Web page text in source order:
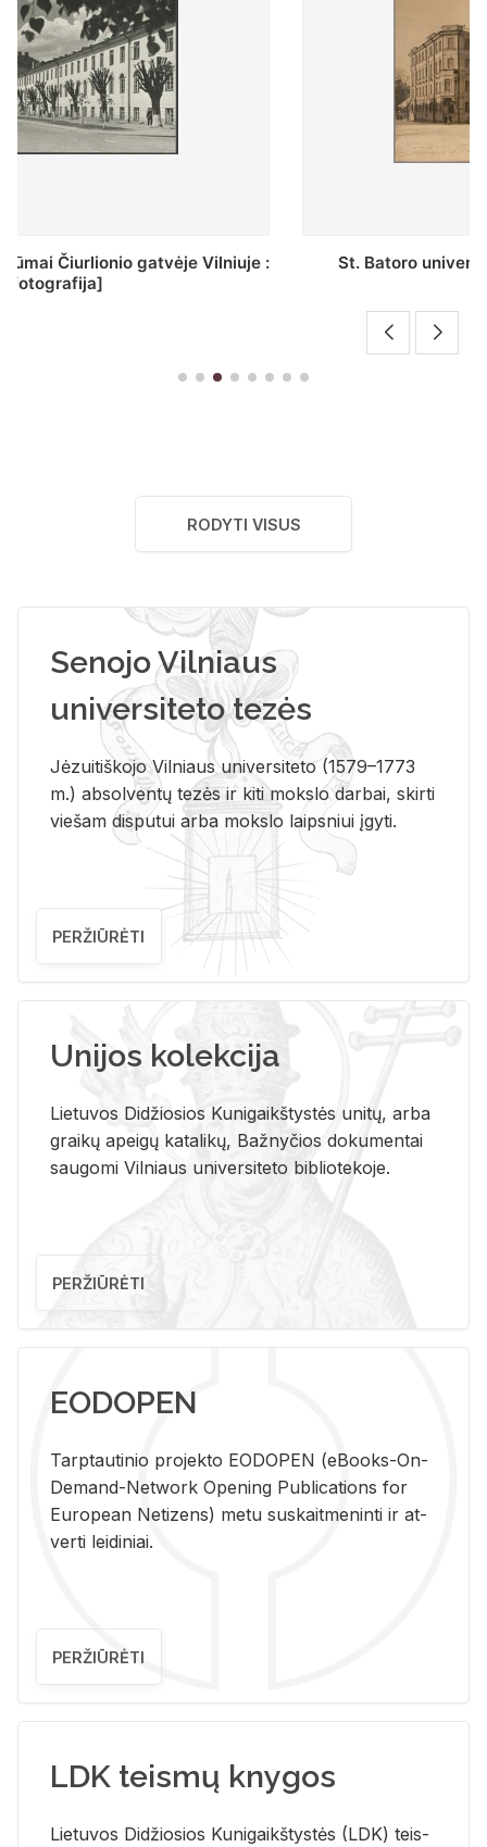
St. Batoro universiteto J. Pilsudskio kolegija :
RODYTI VISUS
Senojo Vilniaus
universiteto tezės
Jėzuitiškojo Vilniaus universiteto (1579–1773
m.) absolventų tezės ir kiti mokslo darbai, skirti
viešam disputui arba mokslo laipsniui įgyti.
PERŽIŪRĖTI
Unijos kolekcija
Lietuvos Didžiosios Kunigaikštystės unitų, arba
graikų apeigų katalikų, Bažnyčios dokumentai
saugomi Vilniaus universiteto bibliotekoje.
PERŽIŪRĖTI
EODOPEN
Tarp­tau­ti­nio pro­jek­to EO­DO­PEN (eBo­oks-On-
De­mand-Ne­twork Ope­ning Pub­li­ca­tions for
Eu­ro­pe­an Ne­ti­zens) metu su­skait­me­nin­ti ir at­
ver­ti lei­di­niai.
PERŽIŪRĖTI
LDK teismų knygos
Lie­tu­vos Di­džio­sios Ku­ni­gaikš­tys­tės (LDK) teis­